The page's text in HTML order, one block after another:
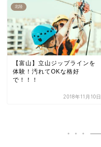
北陸
【富山】立山ジップラインを
体験！汚れてOKな格好
で！！！
2018年11月10日